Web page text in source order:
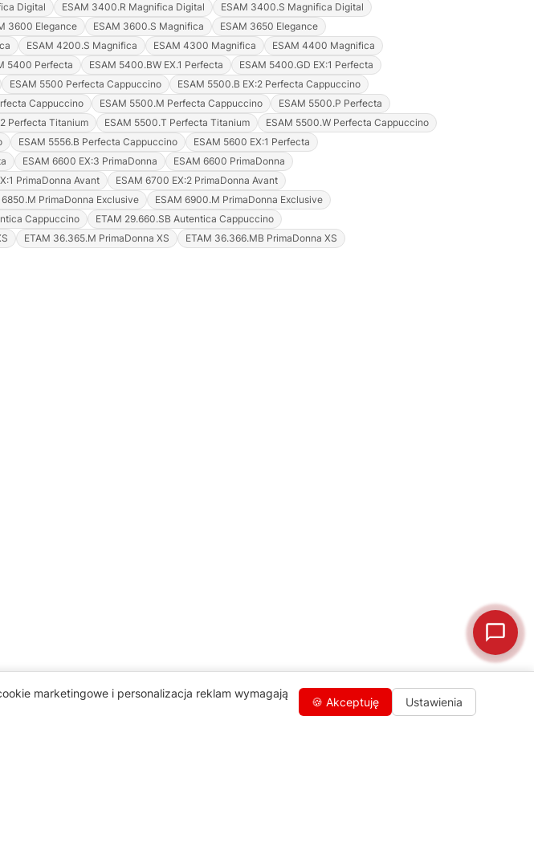
Digital ESAM 3400.R Magnifica Digital
ESAM 3400.S Magnifica Digital
3600 Elegance ESAM 3600.S Magnifica
ESAM 3650 Elegance
ESAM 4200.S Magnifica ESAM 4300 Magnifica
ESAM 4400 Magnifica
5400 Perfecta ESAM 5400.BW EX.1 Perfecta
ESAM 5400.GD EX:1 Perfecta
ESAM 5500 Perfecta Cappuccino
ESAM 5500.B EX:2 Perfecta Cappuccino
Cappuccino ESAM 5500.M Perfecta Cappuccino
ESAM 5500.P Perfecta
Perfecta Titanium ESAM 5500.T Perfecta Titanium
ESAM 5500.W Perfecta Cappuccino
ESAM 5556.B Perfecta Cappuccino
ESAM 5600 EX:1 Perfecta
ESAM 6600 EX:3 PrimaDonna
ESAM 6600 PrimaDonna
PrimaDonna Avant
ESAM 6700 EX:2 PrimaDonna Avant
6850.M PrimaDonna Exclusive
ESAM 6900.M PrimaDonna Exclusive
Cappuccino
ETAM 29.660.SB Autentica Cappuccino
ETAM 36.365.M PrimaDonna XS ETAM 36.366.MB PrimaDonna XS
marketingowe i personalizacja reklam wymagają
🍪 Akceptuję Ustawienia
Justyna — konsultant AI
AGD Group • eksperci od ekspresów